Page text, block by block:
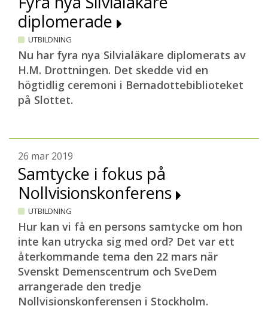
diplomerade
UTBILDNING
Nu har fyra nya Silvialäkare diplomerats av
H.M. Drottningen. Det skedde vid en
högtidlig ceremoni i Bernadottebiblioteket
på Slottet.
26 mar 2019
Samtycke i fokus på
Nollvisionskonferens
UTBILDNING
Hur kan vi få en persons samtycke om hon
inte kan utrycka sig med ord? Det var ett
återkommande tema den 22 mars när
Svenskt Demenscentrum och SveDem
arrangerade den tredje
Nollvisionskonferensen i Stockholm.